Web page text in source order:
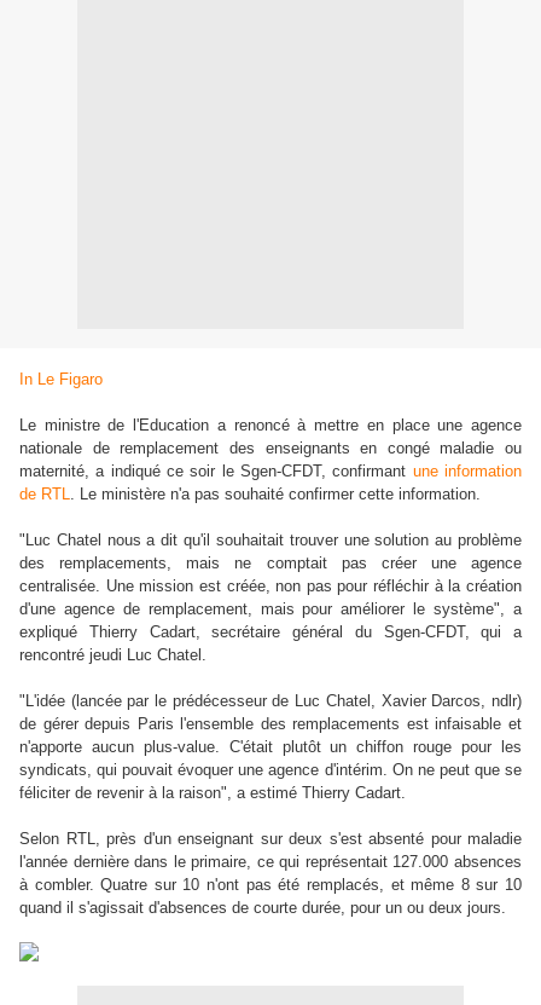
In Le Figaro
Le ministre de l'Education a renoncé à mettre en place une agence
nationale de remplacement des enseignants en congé maladie ou
maternité, a indiqué ce soir le Sgen-CFDT, confirmant une information
de RTL. Le ministère n'a pas souhaité confirmer cette information.
"Luc Chatel nous a dit qu'il souhaitait trouver une solution au problème
des remplacements, mais ne comptait pas créer une agence
centralisée. Une mission est créée, non pas pour réfléchir à la création
d'une agence de remplacement, mais pour améliorer le système", a
expliqué Thierry Cadart, secrétaire général du Sgen-CFDT, qui a
rencontré jeudi Luc Chatel.
"L'idée (lancée par le prédécesseur de Luc Chatel, Xavier Darcos, ndlr)
de gérer depuis Paris l'ensemble des remplacements est infaisable et
n'apporte aucun plus-value. C'était plutôt un chiffon rouge pour les
syndicats, qui pouvait évoquer une agence d'intérim. On ne peut que se
féliciter de revenir à la raison", a estimé Thierry Cadart.
Selon RTL, près d'un enseignant sur deux s'est absenté pour maladie
l'année dernière dans le primaire, ce qui représentait 127.000 absences
à combler. Quatre sur 10 n'ont pas été remplacés, et même 8 sur 10
quand il s'agissait d'absences de courte durée, pour un ou deux jours.